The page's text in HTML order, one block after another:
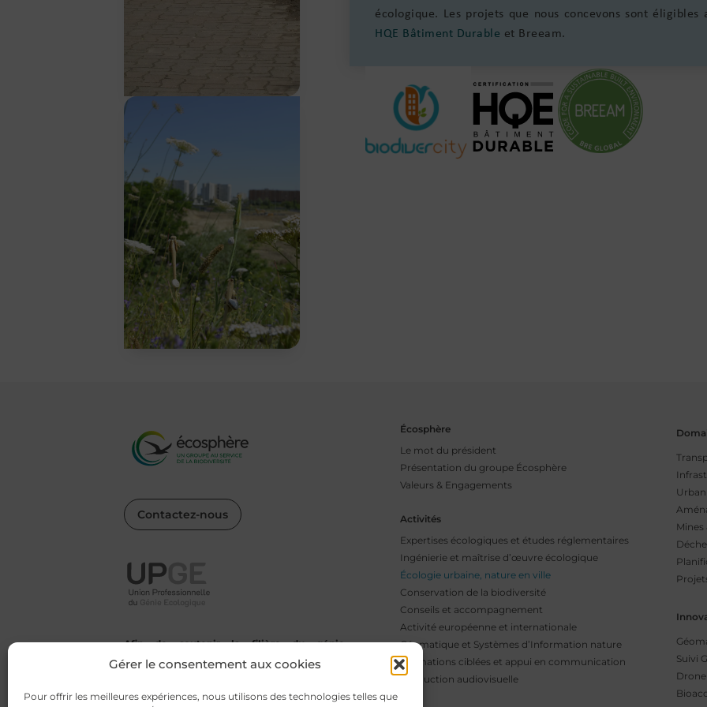
Gérer le consentement aux cookies
Pour offrir les meilleures expériences, nous utilisons des technologies telles que
écologique. Les projets que nous concevons sont
HQE Bâtiment Durable et Breeam.
Contactez-nous
Afin de soutenir la filière du génie
écologique, Écosphère s’engage aux côtés
Écosphère
Le mot du président
Présentation du groupe Écosphère
Valeurs & Engagements
Activités
Expertises écologiques et études réglementaires
Ingénierie et maîtrise d’œuvre écologique
Écologie urbaine, nature en ville
Conservation de la biodiversité
Conseils et accompagnement
Activité européenne et internationale
Géomatique et Systèmes d’Information nature
Formations ciblées et appui en communication
Production audiovisuelle
Mines
Suivi